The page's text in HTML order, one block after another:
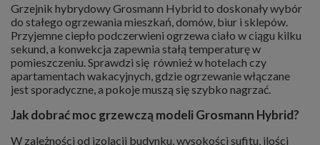
Grzejnik hybrydowy Grosmann Hybrid to doskonały wybór
do stałego ogrzewania mieszkań, domów, biur i sklepów.
Przyjemne ciepło podczerwieni ogrzewa ciało w ciągu kilku
sekund, a konwekcja zapewnia stałą temperaturę w
pomieszczeniu. Sprawdzi się również w hotelach czy
apartamentach wakacyjnych,gdzie ogrzewanie włączane
jest sporadyczne, a pokoje muszą się szybko nagrzać.
Jak dobrać moc grzewczą modeli Grosmann Hybrid?
W zależności od izolacji budynku, wysokości sufitu, ilości